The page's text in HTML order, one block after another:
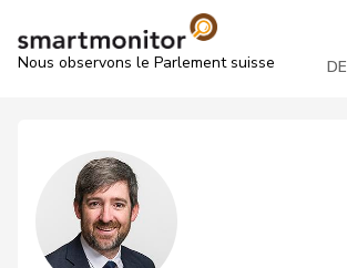
Nous observons le Parlement suisse DE